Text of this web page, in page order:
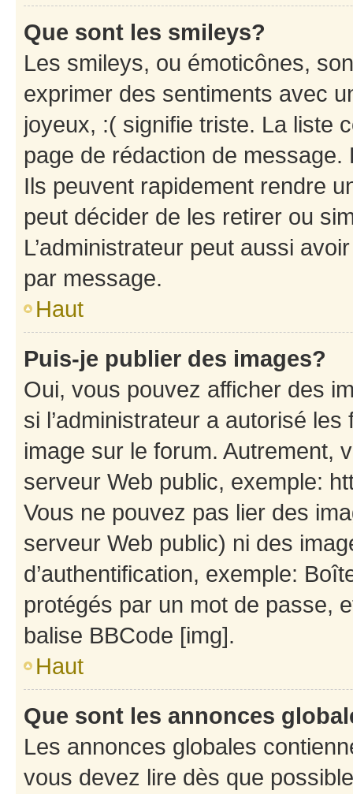
Que sont les smileys?
Les smileys, ou émoticônes,
exprimer des sentiments avec
joyeux, :( signifie triste. La liste
page de rédaction de
Ils peuvent rapidement rendre
peut décider de les retirer ou
L’administrateur peut aussi
par message.
Haut
Puis-je publier des images?
Oui, vous pouvez afficher des
si l’administrateur a autorisé
image sur le forum. Autrement,
serveur Web public, exemple:
Vous ne pouvez pas lier des
serveur Web public) ni des
d’authentification, exemple:
protégés par un mot de passe,
balise BBCode [img].
Haut
Que sont les annonces
Les annonces globales
vous devez lire dès que